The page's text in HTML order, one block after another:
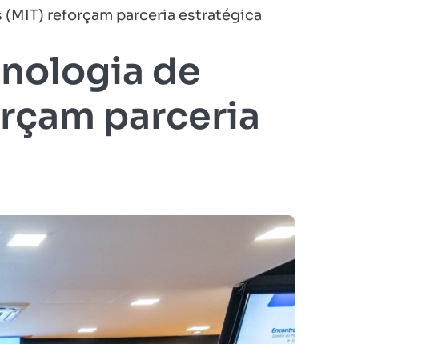
reforçam parceria estratégica
de
parceria